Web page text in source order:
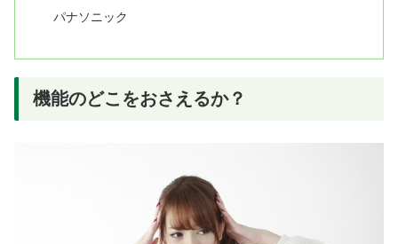
パナソニック
機能のどこをおさえるか？